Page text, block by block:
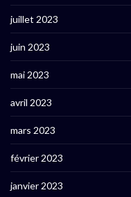
juillet 2023
juin 2023
mai 2023
avril 2023
mars 2023
février 2023
janvier 2023